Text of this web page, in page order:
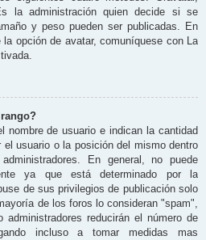
la administración quien decide si se
y peso pueden ser publicadas. En
opción de avatar, comuníquese con La
nombre de usuario e indican la cantidad
usuario o la posición del mismo dentro
En general, no puede
ya que está determinado por la
de sus privilegios de publicación solo
de los foros lo consideran "spam",
reducirán el número de
incluso a tomar medidas mas